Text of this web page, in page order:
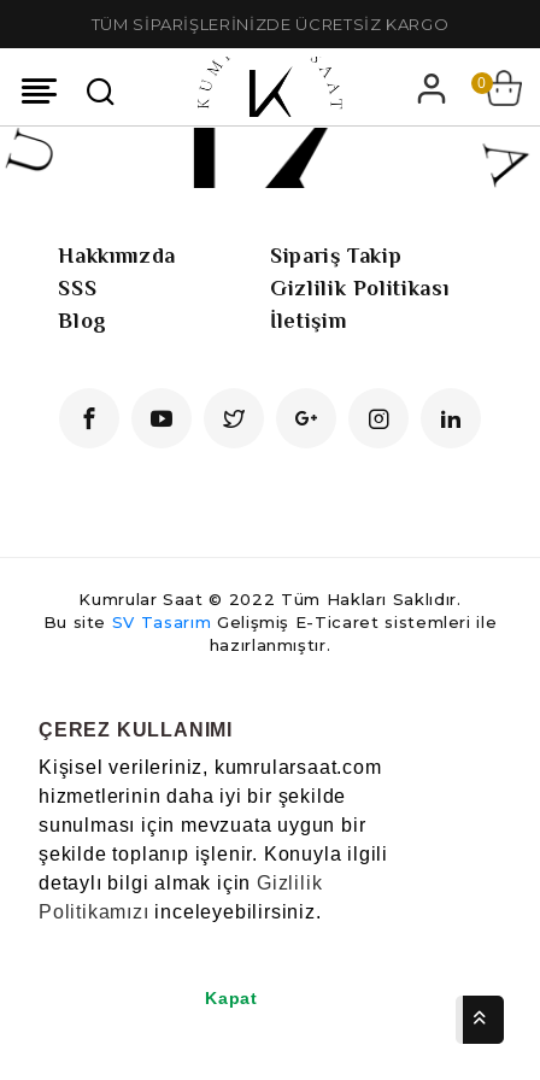
ÇEREZ KULLANIMI
Kişisel verileriniz, kumrularsaat.com
hizmetlerinin daha iyi bir şekilde
sunulması için mevzuata uygun bir
şekilde toplanıp işlenir. Konuyla ilgili
detaylı bilgi almak içinGizlilik
Politikamızı inceleyebilirsiniz.
Kapat
TÜM SİPARİŞLERİNİZDE ÜCRETSİZ KARGO
0
Hakkımızda
Sipariş Takip
SSS
Gizlilik Politikası
Blog
İletişim
Kumrular Saat © 2022 Tüm Hakları Saklıdır.
Bu site SV Tasarım Gelişmiş E-Ticaret sistemleri ile
hazırlanmıştır.